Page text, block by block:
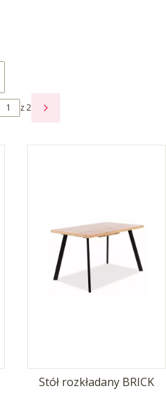
z 2
NASTĘPNE PRODUKTY
Stół rozkładany BRICK